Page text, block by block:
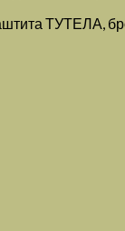
ТУТЕЛА,